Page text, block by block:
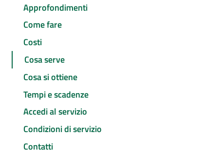
Approfondimenti
Come fare
Costi
Cosa serve
Cosa si ottiene
Tempi e scadenze
Accedi al servizio
Condizioni di servizio
Contatti